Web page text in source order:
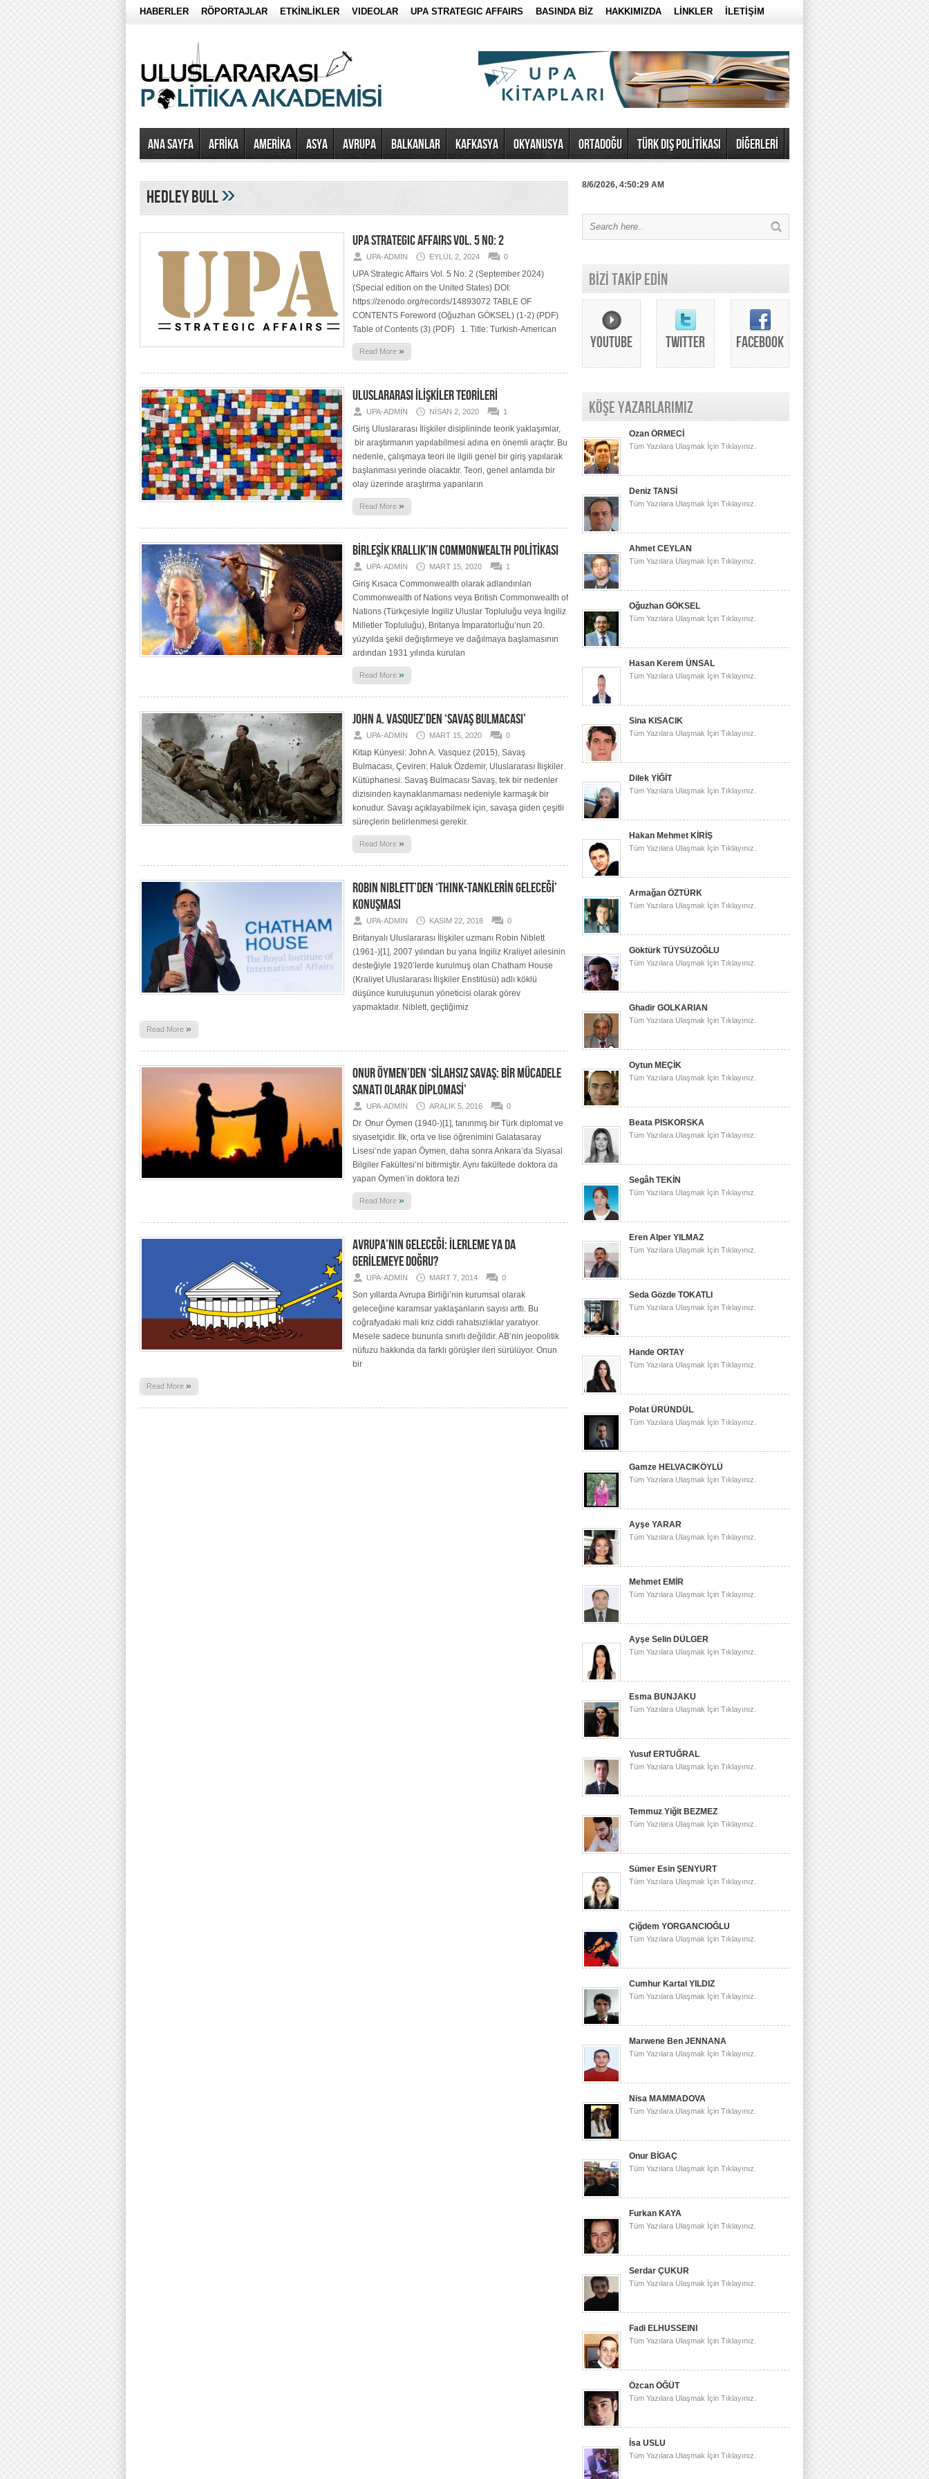
HABERLER RÖPORTAJLAR ETKİNLİKLER VIDEOLAR UPA STRATEGIC AFFAIRS BASINDA BİZ HAKKIMIZDA LİNKLER İLETİŞİM
Ana Sayfa AFRİKA AMERİKA ASYA AVRUPA BALKANLAR KAFKASYA OKYANUSYA ORTADOĞU TÜRK DIŞ POLİTİKASI DİĞERLERİ
Hedley Bull»
UPA STRATEGIC AFFAIRS VOL. 5 NO: 2
UPA-ADMIN EYLÜL 2, 2024 0
UPA Strategic Affairs Vol. 5 No: 2 (September 2024)
(Special edition on the United States) DOI:
https://zenodo.org/records/14893072 TABLE OF
CONTENTS Foreword (Oğuzhan GÖKSEL) (1-2) (PDF)
Table of Contents (3) (PDF) 1. Title: Turkish-American
Read More »
ULUSLARARASI İLİŞKİLER TEORİLERİ
UPA-ADMIN NISAN 2, 2020 1
Giriş Uluslararası İlişkiler disiplininde teorik yaklaşımlar,
bir araştırmanın yapılabilmesi adına en önemli araçtır. Bu
nedenle, çalışmaya teori ile ilgili genel bir giriş yapılarak
başlanması yerinde olacaktır. Teori, genel anlamda bir
olay üzerinde araştırma yapanların
Read More »
BİRLEŞİK KRALLIK’IN COMMONWEALTH POLİTİKASI
UPA-ADMIN MART 15, 2020 1
Giriş Kısaca Commonwealth olarak adlandırılan
Commonwealth of Nations veya British Commonwealth of
Nations (Türkçesiyle İngiliz Uluslar Topluluğu veya İngiliz
Milletler Topluluğu), Britanya İmparatorluğu’nun 20.
yüzyılda şekil değiştirmeye ve dağılmaya başlamasının
ardından 1931 yılında kurulan
Read More »
JOHN A. VASQUEZ’DEN ‘SAVAŞ BULMACASI’
UPA-ADMIN MART 15, 2020 0
Kitap Künyesi: John A. Vasquez (2015), Savaş
Bulmacası, Çeviren: Haluk Özdemir, Uluslararası İlişkiler
Kütüphanesi. Savaş Bulmacası Savaş, tek bir nedenler
dizisinden kaynaklanmaması nedeniyle karmaşık bir
konudur. Savaşı açıklayabilmek için, savaşa giden çeşitli
süreçlerin belirlenmesi gerekir.
Read More »
ROBIN NIBLETT’DEN ‘THINK-TANKLERİN GELECEĞİ’
KONUŞMASI
UPA-ADMIN KASIM 22, 2018 0
Britanyalı Uluslararası İlişkiler uzmanı Robin Niblett
(1961-)[1], 2007 yılından bu yana İngiliz Kraliyet ailesinin
desteğiyle 1920’lerde kurulmuş olan Chatham House
(Kraliyet Uluslararası İlişkiler Enstitüsü) adlı köklü
düşünce kuruluşunun yöneticisi olarak görev
yapmaktadır. Niblett, geçtiğimiz
Read More »
ONUR ÖYMEN’DEN ‘SİLAHSIZ SAVAŞ: BİR MÜCADELE
SANATI OLARAK DİPLOMASİ’
UPA-ADMIN ARALIK 5, 2016 0
Dr. Onur Öymen (1940-)[1], tanınmış bir Türk diplomat ve
siyasetçidir. İlk, orta ve lise öğrenimini Galatasaray
Lisesi’nde yapan Öymen, daha sonra Ankara’da Siyasal
Bilgiler Fakültesi’ni bitirmiştir. Aynı fakültede doktora da
yapan Öymen’in doktora tezi
Read More »
AVRUPA’NIN GELECEĞİ: İLERLEME YA DA
GERİLEMEYE DOĞRU?
UPA-ADMIN MART 7, 2014 0
Son yıllarda Avrupa Birliği’nin kurumsal olarak
geleceğine karamsar yaklaşanların sayısı arttı. Bu
coğrafyadaki mali kriz ciddi rahatsızlıklar yaratıyor.
Mesele sadece bununla sınırlı değildir. AB’nin jeopolitik
nüfuzu hakkında da farklı görüşler ileri sürülüyor. Onun
bir
Read More »
8/6/2026, 4:50:29 AM
BİZİ TAKİP EDİN
YOUTUBE TWITTER FACEBOOK
KÖŞE YAZARLARIMIZ
Ozan ÖRMECİ
Tüm Yazılara Ulaşmak İçin Tıklayınız.
Deniz TANSİ
Tüm Yazılara Ulaşmak İçin Tıklayınız.
Ahmet CEYLAN
Tüm Yazılara Ulaşmak İçin Tıklayınız.
Oğuzhan GÖKSEL
Tüm Yazılara Ulaşmak İçin Tıklayınız.
Hasan Kerem ÜNSAL
Tüm Yazılara Ulaşmak İçin Tıklayınız.
Sina KISACIK
Tüm Yazılara Ulaşmak İçin Tıklayınız.
Dilek YİĞİT
Tüm Yazılara Ulaşmak İçin Tıklayınız.
Hakan Mehmet KİRİŞ
Tüm Yazılara Ulaşmak İçin Tıklayınız.
Armağan ÖZTÜRK
Tüm Yazılara Ulaşmak İçin Tıklayınız.
Göktürk TÜYSÜZOĞLU
Tüm Yazılara Ulaşmak İçin Tıklayınız.
Ghadir GOLKARIAN
Tüm Yazılara Ulaşmak İçin Tıklayınız.
Oytun MEÇİK
Tüm Yazılara Ulaşmak İçin Tıklayınız.
Beata PISKORSKA
Tüm Yazılara Ulaşmak İçin Tıklayınız.
Segâh TEKİN
Tüm Yazılara Ulaşmak İçin Tıklayınız.
Eren Alper YILMAZ
Tüm Yazılara Ulaşmak İçin Tıklayınız.
Seda Gözde TOKATLI
Tüm Yazılara Ulaşmak İçin Tıklayınız.
Hande ORTAY
Tüm Yazılara Ulaşmak İçin Tıklayınız.
Polat ÜRÜNDÜL
Tüm Yazılara Ulaşmak İçin Tıklayınız.
Gamze HELVACIKÖYLÜ
Tüm Yazılara Ulaşmak İçin Tıklayınız.
Ayşe YARAR
Tüm Yazılara Ulaşmak İçin Tıklayınız.
Mehmet EMİR
Tüm Yazılara Ulaşmak İçin Tıklayınız.
Ayşe Selin DÜLGER
Tüm Yazılara Ulaşmak İçin Tıklayınız.
Esma BUNJAKU
Tüm Yazılara Ulaşmak İçin Tıklayınız.
Yusuf ERTUĞRAL
Tüm Yazılara Ulaşmak İçin Tıklayınız.
Temmuz Yiğit BEZMEZ
Tüm Yazılara Ulaşmak İçin Tıklayınız.
Sümer Esin ŞENYURT
Tüm Yazılara Ulaşmak İçin Tıklayınız.
Çiğdem YORGANCIOĞLU
Tüm Yazılara Ulaşmak İçin Tıklayınız.
Cumhur Kartal YILDIZ
Tüm Yazılara Ulaşmak İçin Tıklayınız.
Marwene Ben JENNANA
Tüm Yazılara Ulaşmak İçin Tıklayınız.
Nisa MAMMADOVA
Tüm Yazılara Ulaşmak İçin Tıklayınız.
Onur BİGAÇ
Tüm Yazılara Ulaşmak İçin Tıklayınız.
Furkan KAYA
Tüm Yazılara Ulaşmak İçin Tıklayınız.
Serdar ÇUKUR
Tüm Yazılara Ulaşmak İçin Tıklayınız.
Fadi ELHUSSEINI
Tüm Yazılara Ulaşmak İçin Tıklayınız.
Özcan ÖĞÜT
Tüm Yazılara Ulaşmak İçin Tıklayınız.
İsa USLU
Tüm Yazılara Ulaşmak İçin Tıklayınız.